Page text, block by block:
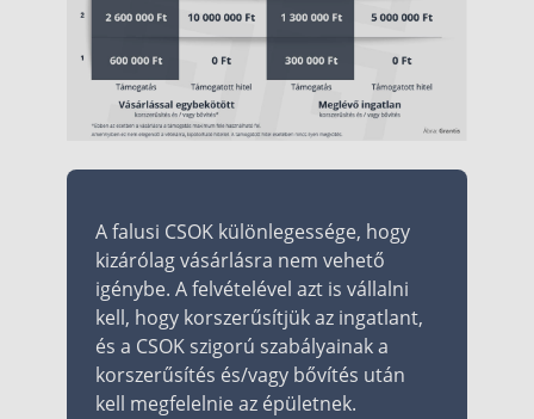
A falusi CSOK különlegessége, hogy
kizárólag vásárlásra nem vehető
igénybe. A felvételével azt is vállalni
kell, hogy korszerűsítjük az ingatlant,
és a CSOK szigorú szabályainak a
korszerűsítés és/vagy bővítés után
kell megfelelnie az épületnek.